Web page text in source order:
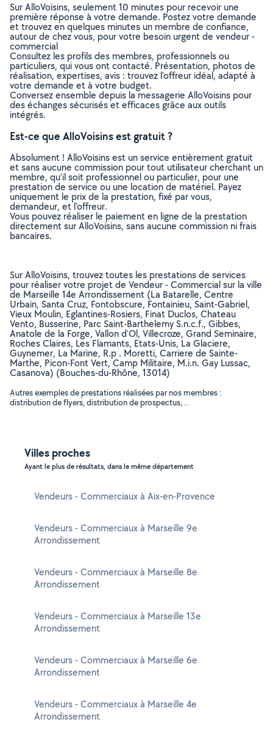
Sur AlloVoisins, seulement 10 minutes pour recevoir une
première réponse à votre demande. Postez votre demande
et trouvez en quelques minutes un membre de confiance,
autour de chez vous, pour votre besoin urgent de vendeur -
commercial
Consultez les profils des membres, professionnels ou
particuliers, qui vous ont contacté. Présentation, photos de
réalisation, expertises, avis : trouvez l'offreur idéal, adapté à
votre demande et à votre budget.
Conversez ensemble depuis la messagerie AlloVoisins pour
des échanges sécurisés et efficaces grâce aux outils
intégrés.
Est-ce que AlloVoisins est gratuit ?
Absolument ! AlloVoisins est un service entièrement gratuit
et sans aucune commission pour tout utilisateur cherchant un
membre, qu’il soit professionnel ou particulier, pour une
prestation de service ou une location de matériel. Payez
uniquement le prix de la prestation, fixé par vous,
demandeur, et l’offreur.
Vous pouvez réaliser le paiement en ligne de la prestation
directement sur AlloVoisins, sans aucune commission ni frais
bancaires.
Sur AlloVoisins, trouvez toutes les prestations de services
pour réaliser votre projet de Vendeur - Commercial sur la ville
de Marseille 14e Arrondissement (La Batarelle, Centre
Urbain, Santa Cruz, Fontobscure, Fontainieu, Saint-Gabriel,
Vieux Moulin, Eglantines-Rosiers, Finat Duclos, Chateau
Vento, Busserine, Parc Saint-Barthelemy S.n.c.f., Gibbes,
Anatole de la Forge, Vallon d'Ol, Villecroze, Grand Seminaire,
Roches Claires, Les Flamants, Etats-Unis, La Glaciere,
Guynemer, La Marine, R.p . Moretti, Carriere de Sainte-
Marthe, Picon-Font Vert, Camp Militaire, M.i.n. Gay Lussac,
Casanova) (Bouches-du-Rhône, 13014)
Autres exemples de prestations réalisées par nos membres :
distribution de flyers, distribution de prospectus, ..
Villes proches
Ayant le plus de résultats, dans le même département
Vendeurs - Commerciaux à Aix-en-Provence
Vendeurs - Commerciaux à Marseille 9e
Arrondissement
Vendeurs - Commerciaux à Marseille 8e
Arrondissement
Vendeurs - Commerciaux à Marseille 13e
Arrondissement
Vendeurs - Commerciaux à Marseille 6e
Arrondissement
Vendeurs - Commerciaux à Marseille 4e
Arrondissement